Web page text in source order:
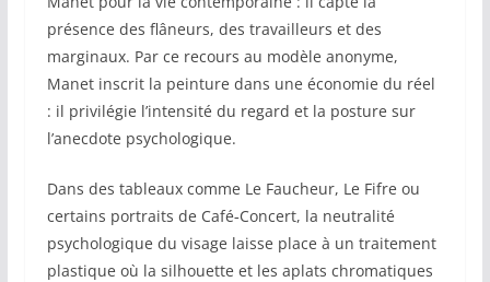
présence des flâneurs, des travailleurs et des
marginaux. Par ce recours au modèle anonyme,
Manet inscrit la peinture dans une économie du réel
: il privilégie l’intensité du regard et la posture sur
l’anecdote psychologique.
Dans des tableaux comme Le Faucheur, Le Fifre ou
certains portraits de Café‑Concert, la neutralité
psychologique du visage laisse place à un traitement
plastique où la silhouette et les aplats chromatiques